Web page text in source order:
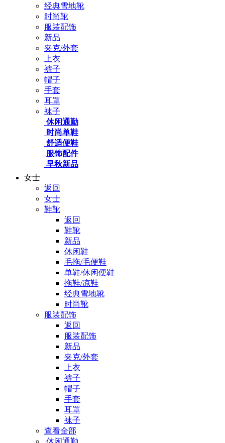
经典雪地靴
时尚靴
服装配饰
新品
夹克/外套
上衣
裤子
帽子
手套
耳罩
袜子
休闲通勤
时尚单鞋
舒适便鞋
服饰配件
早秋新品
女士
返回
女士
鞋靴
返回
鞋靴
新品
休闲鞋
毛拖/毛便鞋
单鞋/休闲便鞋
拖鞋/凉鞋
经典雪地靴
时尚靴
服装配饰
返回
服装配饰
新品
夹克/外套
上衣
裤子
帽子
手套
耳罩
袜子
查看全部
休闲通勤